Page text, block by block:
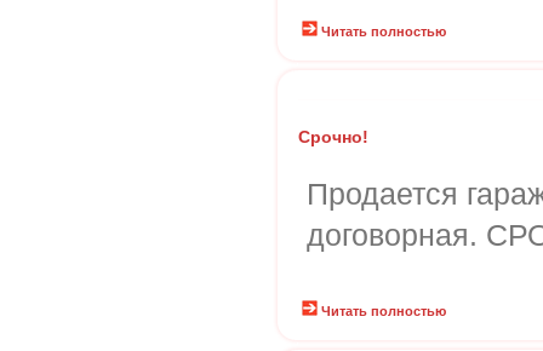
Читать полностью
Срочно!
Продается
договорная.
Читать полностью